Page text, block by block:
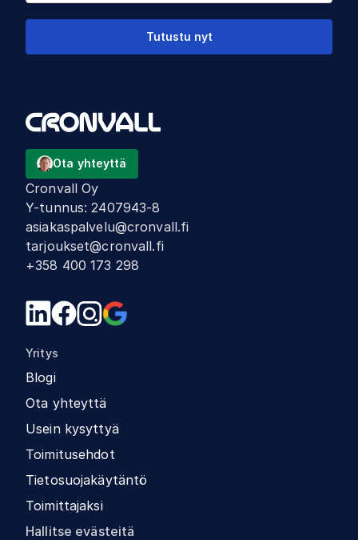
Tutustu nyt
Ota yhteyttä
Cronvall Oy
Y-tunnus:2407943-8
asiakaspalvelu@cronvall.fi
tarjoukset@cronvall.fi
+358 400 173 298
Yritys
Blogi
Ota yhteyttä
Usein kysyttyä
Toimitusehdot
Tietosuojakäytäntö
Toimittajaksi
Hallitse evästeitä